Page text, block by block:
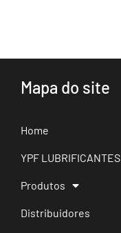
Mapa do site
Home
YPF LUBRIFICANTES
Produtos
Distribuidores